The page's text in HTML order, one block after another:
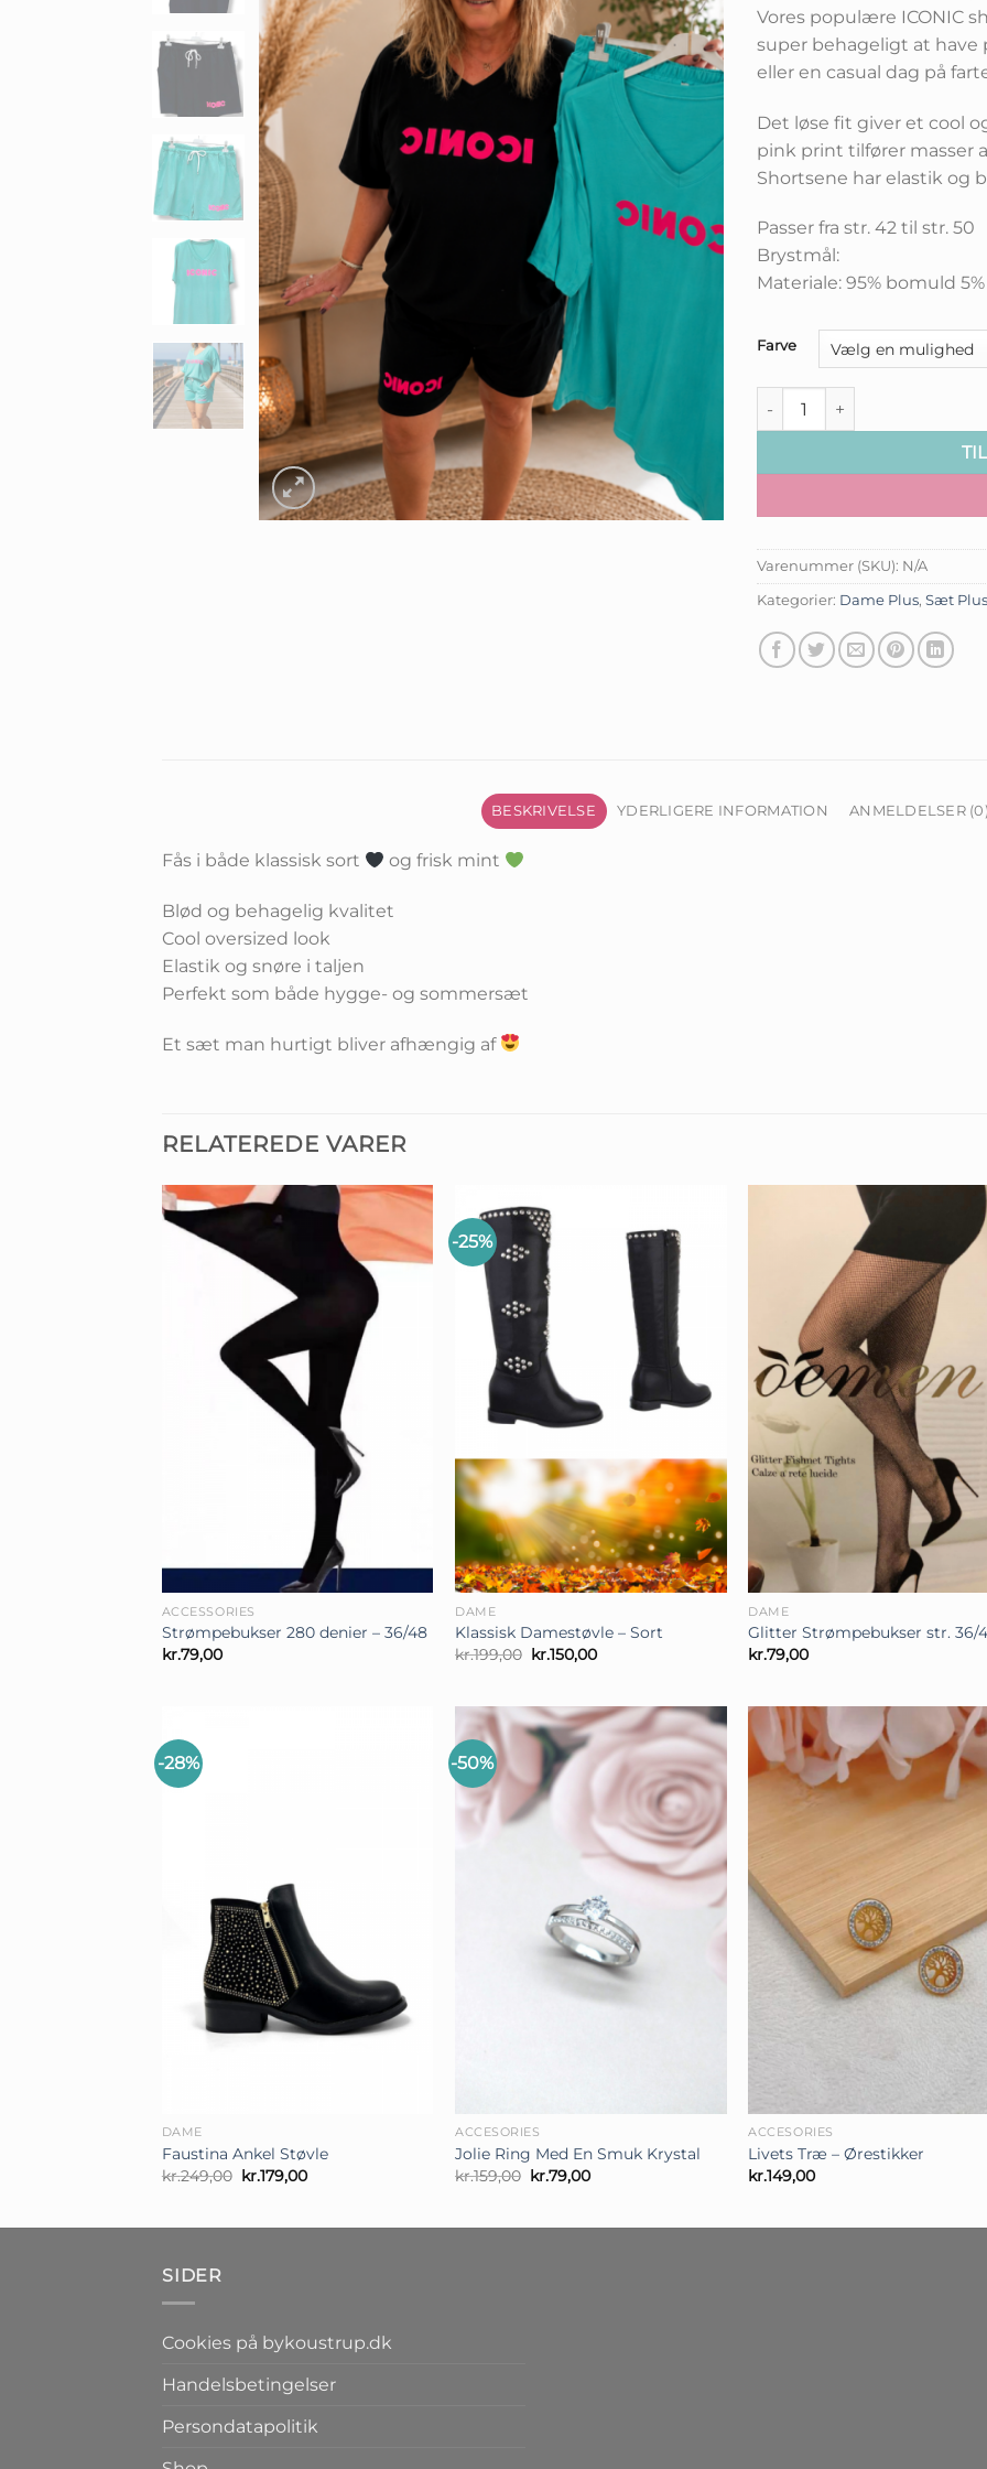
Vores populære ICONIC
super behageligt at have
eller en casual dag på
Det løse fit giver et cool
pink print tilfører masser
Shortsene har elastik og
Passer fra str. 42 til str. 50
Brystmål:
Materiale: 95% bomuld
Farve
Shortssæt ICONIC Plussize
Varenummer (SKU): N/A
Kategorier: Dame Plus, Sæt Plus
BESKRIVELSE YDERLIGERE INFORMATION ANMELDELSER
Fås i både klassisk sort og frisk mint
Blød og behagelig kvalitet
Cool oversized look
Elastik og snøre i taljen
Perfekt som både hygge- og sommersæt
Et sæt man hurtigt bliver afhængig af
RELATEREDE VARER
+
ACCESSORIES
Strømpebukser 280 denier – 36/48
kr.79,00
-25%
+
DAME
Klassisk Damestøvle – Sort
kr.199,00 Den
kr.199,00.
kr.150,00Den
kr.150,00.
DAME
Glitter Strømpebukser str. 36/
kr.79,00
-28%
DAME
Faustina Ankel Støvle
kr.249,00 Den
oprindelige
kr.179,00Den
-50%
ACCESORIES
Jolie Ring Med En Smuk Krystal
kr.159,00 Den
oprindelige
kr.79,00Den
ACCESORIES
Livets Træ – Ørestikker
kr.149,00
SIDER
Cookies på bykoustrup.dk
Handelsbetingelser
Persondatapolitik